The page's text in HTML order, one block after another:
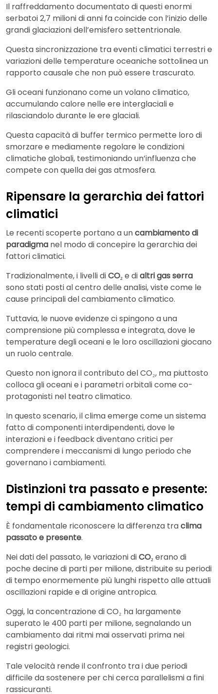
Il raffreddamento documentato di questi enormi
serbatoi 2,7 milioni di anni fa coincide con l’inizio delle
grandi glaciazioni dell’emisfero settentrionale.
Questa sincronizzazione tra eventi climatici terrestri e
variazioni delle temperature oceaniche sottolinea un
rapporto causale che non può essere trascurato.
Gli oceani funzionano come un volano climatico,
accumulando calore nelle ere interglaciali e
rilasciandolo durante le ere glaciali.
Questa capacità di buffer termico permette loro di
smorzare e mediamente regolare le condizioni
climatiche globali, testimoniando un’influenza che
compete con quella dei gas atmosfera.
Ripensare la gerarchia dei fattori
climatici
Le recenti scoperte portano a uncambiamento di
paradigma nel modo di concepire la gerarchia dei
fattori climatici.
Tradizionalmente, i livelli diCO₂e dialtri gas serra
sono stati posti al centro delle analisi, viste come le
cause principali del cambiamento climatico.
Tuttavia, le nuove evidenze ci spingono a una
comprensione più complessa e integrata, dove le
temperature degli oceani e le loro oscillazioni giocano
un ruolo centrale.
Questo non ignora il contributo del CO₂, ma piuttosto
colloca gli oceani e i parametri orbitali come co-
protagonisti nel teatro climatico.
In questo scenario, il clima emerge come un sistema
fatto di componenti interdipendenti, dove le
interazioni e i feedback diventano critici per
comprendere i meccanismi di lungo periodo che
governano i cambiamenti.
Distinzioni tra passato e presente:
tempi di cambiamento climatico
È fondamentale riconoscere la differenza traclima
passato e presente.
Nei dati del passato, le variazioni diCO₂erano di
poche decine di parti per milione, distribuite su periodi
di tempo enormemente più lunghi rispetto alle attuali
oscillazioni rapide e di origine antropica.
Oggi, la concentrazione di CO₂ ha largamente
superato le 400 parti per milione, segnalando un
cambiamento dai ritmi mai osservati prima nei
registri geologici.
Tale velocità rende il confronto tra i due periodi
difficile da sostenere per chi cerca parallelismi a fini
rassicuranti.